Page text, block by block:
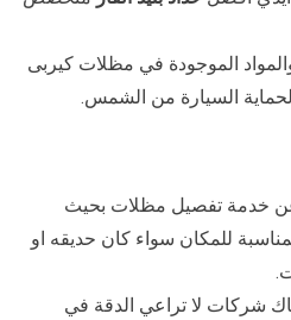
الموجودة في مظلات كيربى
السيارة من الشمس.
عن خدمة تفصيل مظلات بحيث
للمكان سواء كان حديقه او
شركات لا تراعي الدقة في